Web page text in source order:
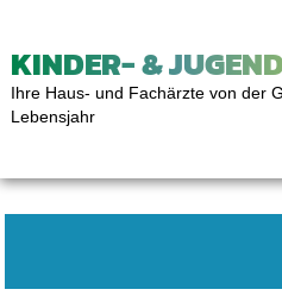
KINDER- &
Ihre Haus- und Fachärzte von der
Lebensjahr